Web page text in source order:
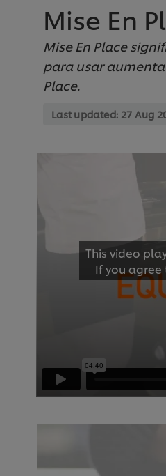
Mise En
Mise En Place
para usar
Place.
Last updated: 27 Aug
This video
If you agree